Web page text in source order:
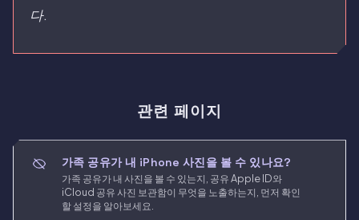
다.
관련 페이지
가족 공유가 내 iPhone 사진을 볼 수 있나요?
가족 공유가 내 사진을 볼 수 있는지, 공유 Apple ID와
iCloud 공유 사진 보관함이 무엇을 노출하는지, 먼저 확인
할 설정을 알아보세요.